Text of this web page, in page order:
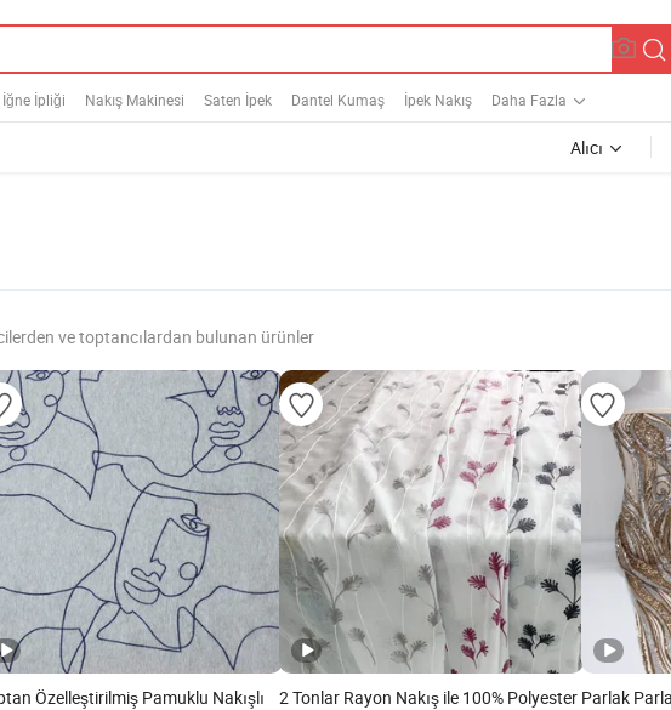
İğne İpliği Nakış Makinesi Saten İpek Dantel Kumaş İpek Nakış Daha Fazla
Alıcı
ve toptancılardan bulunan ürünler
Özelleştirilmiş Pamuklu Nakışlı
2 Tonlar Rayon Nakış ile 100% Polyester Parlak